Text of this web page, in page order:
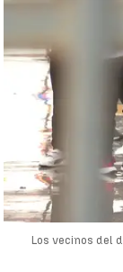
Los vecinos del